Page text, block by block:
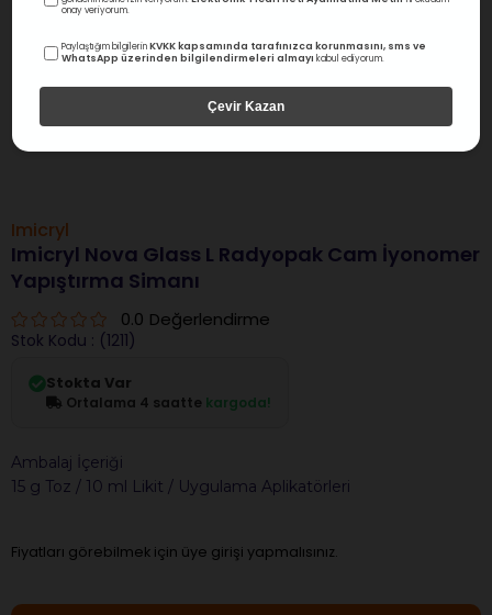
Imicryl
Imicryl Nova Glass L Radyopak Cam İyonomer
Yapıştırma Simanı
0.0 Değerlendirme
Stok Kodu (1211)
Stokta Var
Ortalama 4 saatte kargoda!
Ambalaj İçeriği
15 g Toz / 10 ml Likit / Uygulama Aplikatörleri
Fiyatları görebilmek için üye girişi yapmalısınız.
onay veriyorum.
Paylaştığım bilgilerinKVKK kapsamında tarafınızca korunmasını, sms ve
WhatsApp üzerinden bilgilendirmeleri almayı kabul ediyorum.
Çevir Kazan